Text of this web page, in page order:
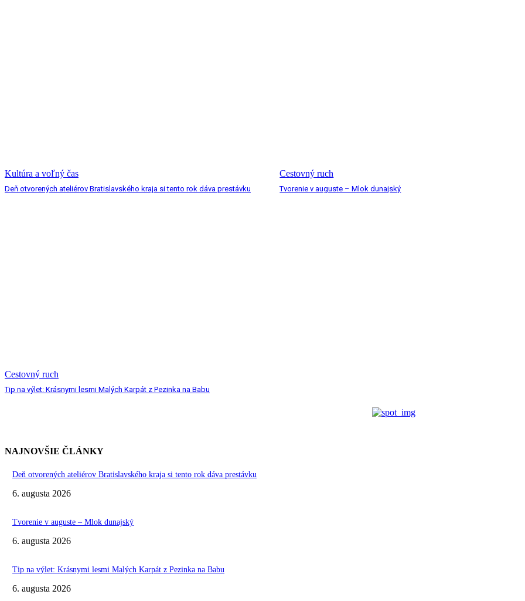
Kultúra a voľný čas
Deň otvorených ateliérov Bratislavského kraja si tento rok dáva prestávku
Cestovný ruch
Tvorenie v auguste – Mlok dunajský
Cestovný ruch
Tip na výlet: Krásnymi lesmi Malých Karpát z Pezinka na Babu
NAJNOVŠIE ČLÁNKY
Deň otvorených ateliérov Bratislavského kraja si tento rok dáva prestávku
6. augusta 2026
Tvorenie v auguste – Mlok dunajský
6. augusta 2026
Tip na výlet: Krásnymi lesmi Malých Karpát z Pezinka na Babu
6. augusta 2026